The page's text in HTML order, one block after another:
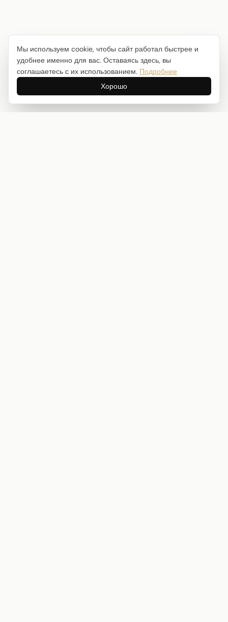
Мы используем cookie, чтобы сайт работал быстрее и
удобнее именно для вас. Оставаясь здесь, вы
соглашаетесь с их использованием. Подробнее
Хорошо